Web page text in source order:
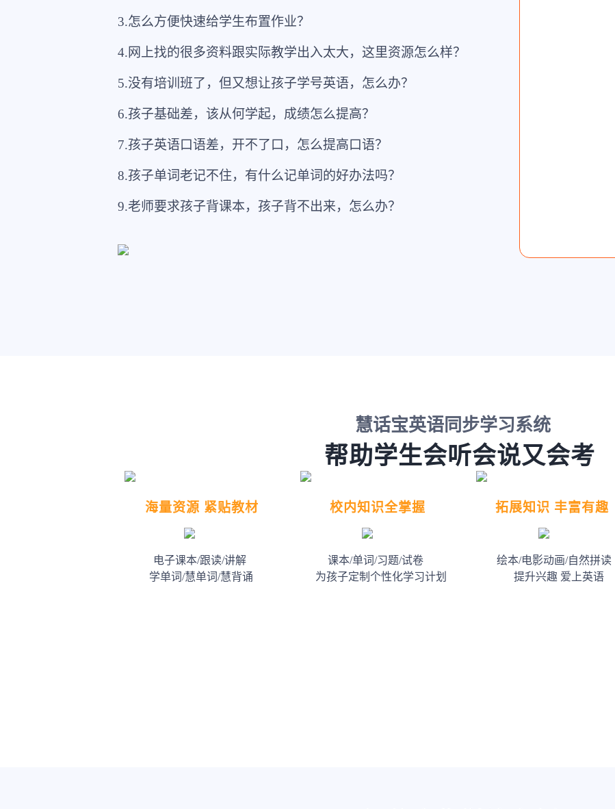
3.怎么方便快速给学生布置作业？
4.网上找的很多资料跟实际教学出入太大，这里资源怎么样？
5.没有培训班了，但又想让孩子学号英语，怎么办？
6.孩子基础差，该从何学起，成绩怎么提高？
7.孩子英语口语差，开不了口，怎么提高口语？
8.孩子单词老记不住，有什么记单词的好办法吗？
9.老师要求孩子背课本，孩子背不出来，怎么办？
慧话宝英语同步学习系统
帮助学生会听会说又会考
海量资源 紧贴教材
电子课本/跟读/讲解
学单词/慧单词/慧背诵
校内知识全掌握
课本/单词/习题/试卷
为孩子定制个性化学习计划
拓展知识 丰富有趣
绘本/电影动画/自然拼读
提升兴趣 爱上英语